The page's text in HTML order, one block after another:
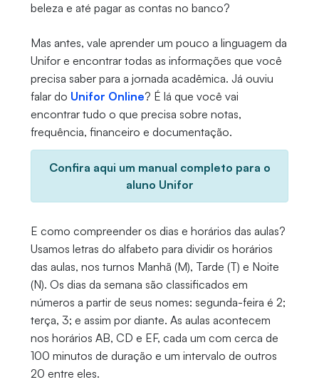
beleza e até pagar as contas no banco?
Mas antes, vale aprender um pouco a linguagem da
Unifor e encontrar todas as informações que você
precisa saber para a jornada acadêmica. Já ouviu
falar do Unifor Online? É lá que você vai
encontrar tudo o que precisa sobre notas,
frequência, financeiro e documentação.
Confira aqui um manual completo para o
aluno Unifor
E como compreender os dias e horários das aulas?
Usamos letras do alfabeto para dividir os horários
das aulas, nos turnos Manhã (M), Tarde (T) e Noite
(N). Os dias da semana são classificados em
números a partir de seus nomes: segunda-feira é 2;
terça, 3; e assim por diante. As aulas acontecem
nos horários AB, CD e EF, cada um com cerca de
100 minutos de duração e um intervalo de outros
20 entre eles.